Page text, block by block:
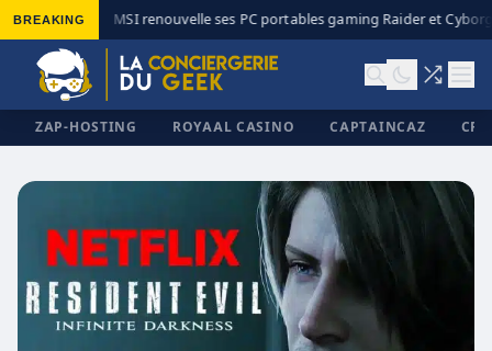
BREAKING MSI renouvelle ses PC portables gaming Raider et
ZAP-HOSTING ROYAAL CASINO CAPTAINCAZ
✕